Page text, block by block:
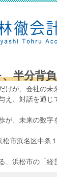
半分背
けが、会社の未
え、対話を通じ
が、未来の数字
市浜名区中条
、浜松市の「経